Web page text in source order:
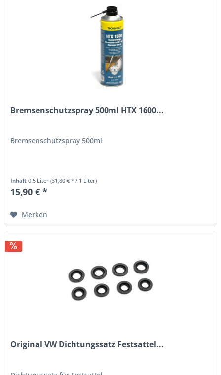
Bremsenschutzspray 500ml HTX 1600...
Bremsenschutzspray 500ml
Inhalt0.5 Liter(31,80 € * / 1 Liter)
15,90 € *
Merken
Original VW Dichtungssatz Festsattel...